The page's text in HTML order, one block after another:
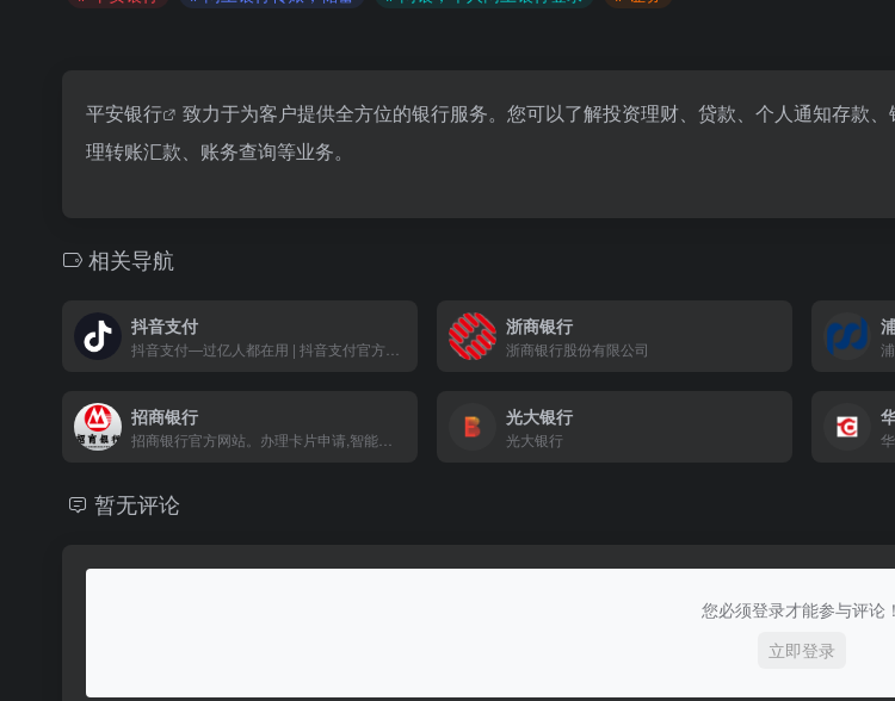
平安银行
致力于为客户提供全方位的银行服务。您可以了解投资理财、贷款、个人通知存款
理转账汇款、账务查询等业务。
相关导航
抖音支付 浙商银行
浙商银行股份有限公司
招商银行 光大银行
光大银行
暂无评论
您必须登录才能参与评论！
立即登录